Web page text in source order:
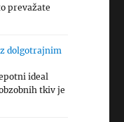
prevažate
dolgotrajnim
ideal
tkiv je